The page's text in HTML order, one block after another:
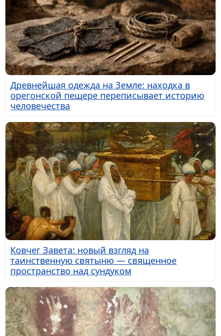
Древнейшая одежда на Земле: находка в
орегонской пещере переписывает историю
человечества
Ковчег Завета: новый взгляд на
таинственную святыню — священное
пространство над сундуком